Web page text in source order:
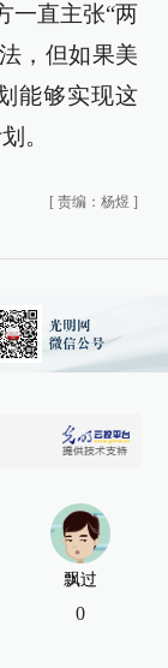
一直主张“两
，但如果美
能够实现这
。
[ 责编：杨煜 ]
飘过
0